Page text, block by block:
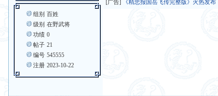
组别 百姓
级别 在野武将
功绩 0
帖子 21
编号 545555
注册 2023-10-22
[广告]
《精忠报国岳飞传完整版》火热发布